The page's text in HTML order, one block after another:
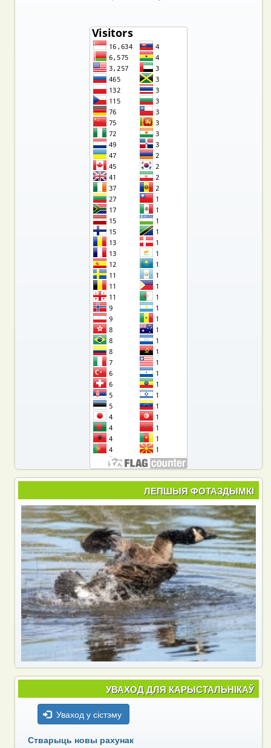
ЛЕПШЫЯ ФОТАЗДЫМКІ
УВАХОД ДЛЯ КАРЫСТАЛЬНІКАЎ
Уваход у сістэму
Стварыць новы рахунак